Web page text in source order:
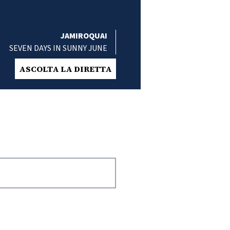
JAMIROQUAI
SEVEN DAYS IN SUNNY JUNE
ASCOLTA LA DIRETTA